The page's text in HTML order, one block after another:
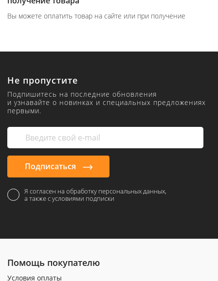
Вы можете оплатить товар на сайте или при получение
Не пропустите
Подпишитесь на последние обновления
и узнавайте о новинках и специальных предложениях
первыми.
Подписаться
Я согласен на обработку персональных данных,
а также с условиями подписки
Помощь покупателю
Условия оплаты